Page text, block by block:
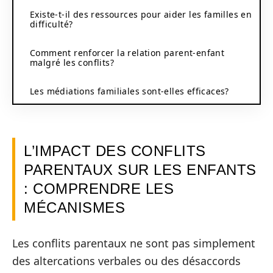
Existe-t-il des ressources pour aider les familles en
difficulté?
Comment renforcer la relation parent-enfant
malgré les conflits?
Les médiations familiales sont-elles efficaces?
L’IMPACT DES CONFLITS
PARENTAUX SUR LES ENFANTS
: COMPRENDRE LES
MÉCANISMES
Les conflits parentaux ne sont pas simplement
des altercations verbales ou des désaccords